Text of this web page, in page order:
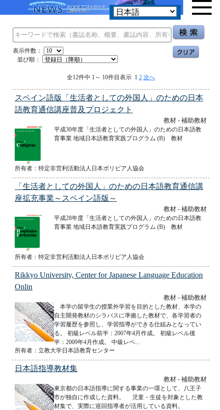
表示件数：
並び順：
全12件中 1～ 10件目表示 1 2 次へ
スペイン語版「生活者としての外国人」のための日本
語教育通信講座普及プロジェクト
教材 - 補助教材
平成30年度「生活者としての外国人」のための日本語教
育事業 地域日本語教育実践プログラム (B) 教材
所有者：特定非営利活動法人日本ボリビア人協会
「生活者としての外国人」のための日本語教育通信講
座拡充事業～スペイン語版～
教材 - 補助教材
平成28年度「生活者としての外国人」のための日本語教
育事業 地域日本語教育実践プログラム (B) 教材
所有者：特定非営利活動法人日本ボリビア人協会
Rikkyo University, Center for Japanese Language Education
Onlin
教材 - 補助教材
本学の留学生の授業外学習を目的とした教材、本学の
自主開発教材のシラバスに準拠した教材で、各学習者の
学習履歴を参照し、学習指導ができる仕組みとなってい
る。 初級レベル前半：2007年4月作成。 初級レベル後
半：2009年4月作成。 中級レベ...
所有者：立教大学日本語教育センター
日本語指導教材集
教材 - 補助教材
東京都の日本語指導に関する事業の一環として、八王子
市が独自に作成した資料。 児童・生徒を対象とした教
材集で、実際に巡回指導者が活用している資料。